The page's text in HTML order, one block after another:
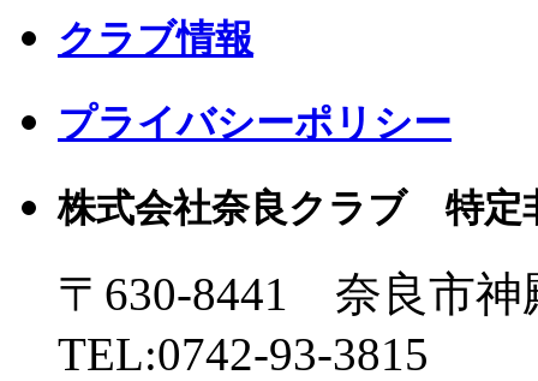
クラブ情報
プライバシーポリシー
株式会社奈良クラブ 特定
〒630-8441 奈良市
TEL:0742-93-3815